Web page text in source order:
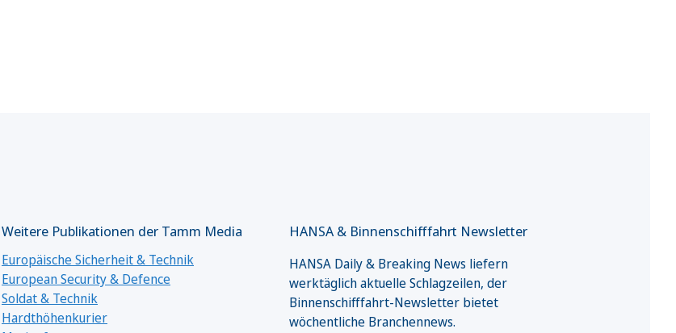
Weitere Publikationen der Tamm Media
Europäische Sicherheit & Technik
European Security & Defence
Soldat & Technik
Hardthöhenkurier
HANSA & Binnenschifffahrt Newsletter
HANSA Daily & Breaking News liefern
werktäglich aktuelle Schlagzeilen, der
Binnenschifffahrt-Newsletter bietet
wöchentliche Branchennews.